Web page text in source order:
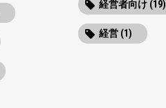
経営者向け (19)
経営 (1)